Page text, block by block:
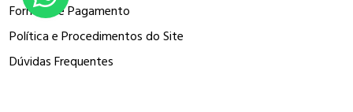
Formas de Pagamento
Política e Procedimentos do Site
Dúvidas Frequentes